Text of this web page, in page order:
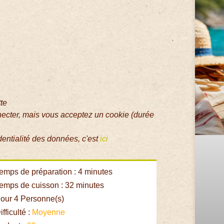
mais vous acceptez un cookie (durée
des données, c'estici
de préparation : 4 minutes
de cuisson : 32 minutes
4 Personne(s)
: Moyenne